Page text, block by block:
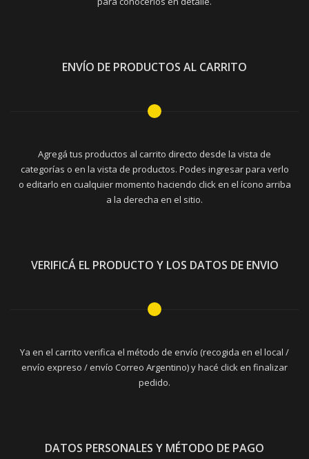
ENVÍO DE PRODUCTOS AL CARRITO
Agregá tus productos al carrito directo desde la vista de
categorías o en la vista de productos. Podes ingresar para verlo
o editarlo en cualquier momento haciendo click en el ícono arriba
a la derecha en el sitio.
VERIFICÁ EL PRODUCTO Y LOS DATOS DE ENVIO
Ya en el carrito verifica el método de envío (recogida en el local /
envío expreso / envío Correo Argentino) y hacé click en finalizar
pedido.
DATOS PERSONALES Y MÉTODO DE PAGO